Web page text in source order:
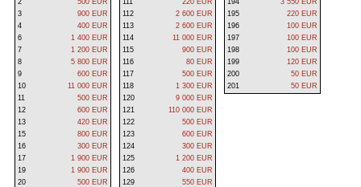
2
500 EUR
3
900 EUR
4
400 EUR
6
1 400 EUR
7
1 200 EUR
8
5 800 EUR
9
600 EUR
10
11 000 EUR
11
500 EUR
12
600 EUR
13
420 EUR
15
800 EUR
16
300 EUR
17
1 900 EUR
19
1 900 EUR
20
500 EUR
111
220 EUR
112
2 600 EUR
113
2 600 EUR
114
11 000 EUR
115
900 EUR
116
80 EUR
117
500 EUR
118
1 300 EUR
120
9 000 EUR
121
110 000 EUR
122
500 EUR
123
600 EUR
124
300 EUR
125
1 200 EUR
126
400 EUR
129
550 EUR
194
3 550 EUR
195
220 EUR
196
100 EUR
197
100 EUR
198
100 EUR
199
120 EUR
200
50 EUR
201
50 EUR